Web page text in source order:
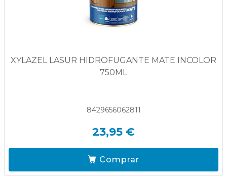
XYLAZEL LASUR HIDROFUGANTE MATE INCOLOR
750ML
8429656062811
23,95 €
Comprar